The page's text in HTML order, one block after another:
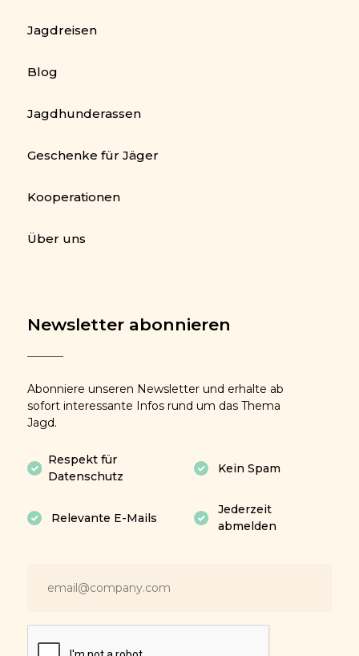
Jagdreisen
Blog
Jagdhunderassen
Geschenke für Jäger
Kooperationen
Über uns
Newsletter abonnieren
Abonniere unseren Newsletter und erhalte ab
sofort interessante Infos rund um das Thema
Jagd.
Respekt für
Datenschutz
Kein Spam
Relevante E-Mails
Jederzeit
abmelden